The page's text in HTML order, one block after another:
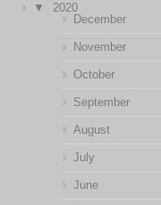
2020
December
November
October
September
August
July
June